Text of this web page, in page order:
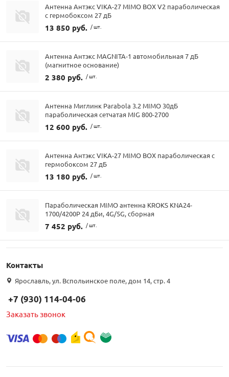
Антенна Антэкс VIKA-27 MIMO BOX V2 параболическая
с гермобоксом 27 дБ
13 850 руб. / шт.
Антенна Антэкс MAGNITA-1 автомобильная 7 дБ
(магнитное основание)
2 380 руб. / шт.
Антенна Миглинк Parabola 3.2 MIMO 30дБ
параболическая сетчатая MIG 800-2700
12 600 руб. / шт.
Антенна Антэкс VIKA-27 MIMO BOX параболическая с
гермобоксом 27 дБ
13 180 руб. / шт.
Параболическая MIMO антенна KROKS KNA24-
1700/4200P 24 дБи, 4G/5G, сборная
7 452 руб. / шт.
Контакты
Ярославль, ул. Вспольинское поле, дом 14, стр. 4
+7 (930) 114-04-06
Заказать звонок